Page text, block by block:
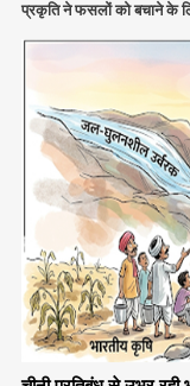
प्रकृति ने फसलों को बचाने के